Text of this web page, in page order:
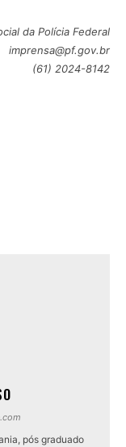
da Polícia Federal
imprensa@pf.gov.br
(61) 2024-8142
pós graduado